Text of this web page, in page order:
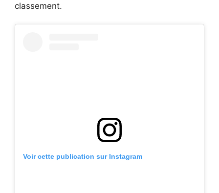
classement.
Voir cette publication sur Instagram